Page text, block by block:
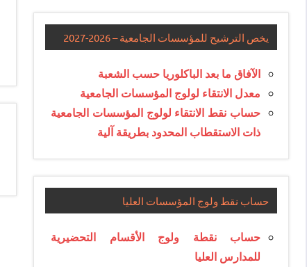
يخص الترشيح للمؤسسات الجامعية – 2026-2027
الآفاق ما بعد الباكلوريا حسب الشعبة
معدل الانتقاء لولوج المؤسسات الجامعية
حساب نقط الانتقاء لولوج المؤسسات الجامعية
ذات الاستقطاب المحدود بطريقة آلية
حساب نقط ولوج المؤسسات العليا
حساب نقطة ولوج الأقسام التحضيرية
للمدارس العليا